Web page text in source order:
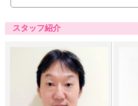
スタッフ紹介